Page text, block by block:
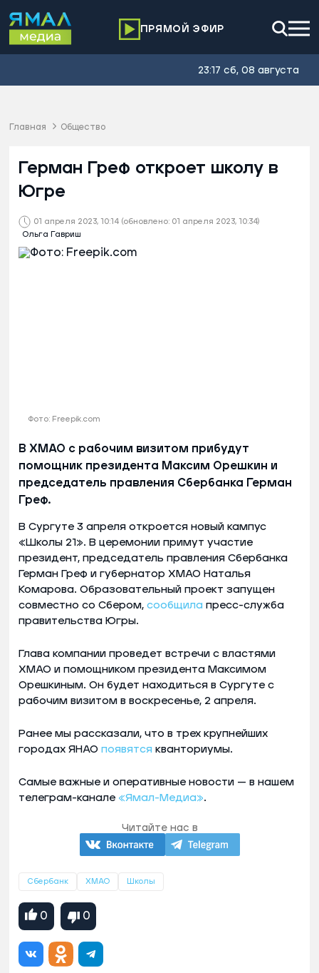
ПРЯМОЙ ЭФИР
23:17 сб, 08 августа
Главная Общество
01 апреля 2023, 10:14 (обновлено: 01 апреля 2023, 10:34)
Ольга Гавриш
Герман Греф откроет школу в
Югре
Фото: Freepik.com
В ХМАО с рабочим визитом прибудут
помощник президента Максим Орешкин и
председатель правления Сбербанка Герман
Греф.
В Сургуте 3 апреля откроется новый кампус
«Школы 21». В церемонии примут участие
президент, председатель правления Сбербанка
Герман Греф и губернатор ХМАО Наталья
Комарова. Образовательный проект запущен
совместно со Сбером, сообщила пресс-служба
правительства Югры.
Глава компании проведет встречи с властями
ХМАО и помощником президента Максимом
Орешкиным. Он будет находиться в Сургуте с
рабочим визитом в воскресенье, 2 апреля.
Ранее мы рассказали, что в трех крупнейших
городах ЯНАО появятся кванториумы.
Самые важные и оперативные новости — в нашем
телеграм-канале «Ямал-Медиа».
Читайте нас в
Сбербанк ХМАО Школы
0 0